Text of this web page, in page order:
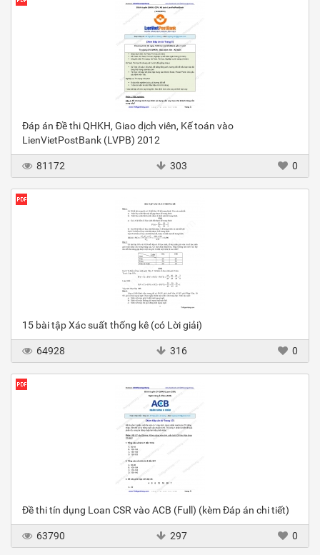
Đáp án Đề thi QHKH, Giao dịch viên, Kế toán vào
LienVietPostBank (LVPB) 2012
81172 303 0
15 bài tập Xác suất thống kê (có Lời giải)
64928 316 0
Đề thi tín dụng Loan CSR vào ACB (Full) (kèm Đáp án chi tiết)
63790 297 0